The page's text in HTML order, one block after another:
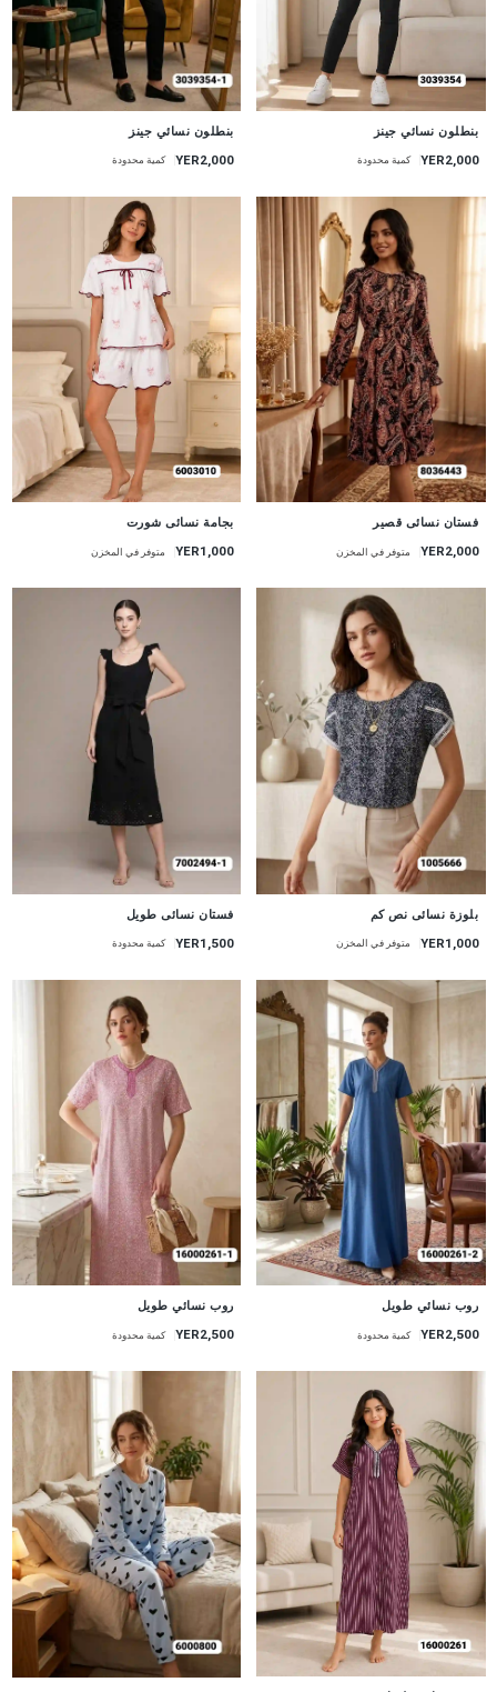
بنطلون نسائي جينز
YER2,000 كمية محدودة
بنطلون نسائي جينز
YER2,000 كمية محدودة
جديد
فستان نسائى قصير
YER2,000 متوفر في المخزن
جديد
بجامة نسائى شورت
YER1,000 متوفر في المخزن
بلوزة نسائى نص كم
YER1,000 متوفر في المخزن
فستان نسائى طويل
YER1,500 كمية محدودة
روب نسائي طويل
YER2,500 كمية محدودة
روب نسائي طويل
YER2,500 كمية محدودة